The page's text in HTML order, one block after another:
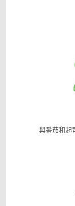
與番茄和起